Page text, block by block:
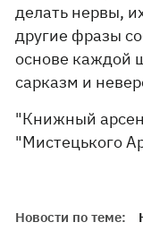
делать нервы,
другие фразы
основе каждой
сарказм и
"Книжный
"Мистецького
Новости по теме: